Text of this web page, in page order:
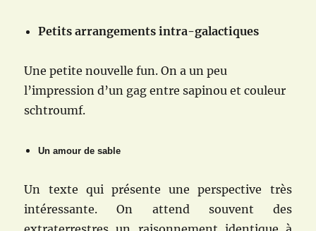
Petits arrangements intra-galactiques
Une petite nouvelle fun. On a un peu
l’impression d’un gag entre sapinou et couleur
schtroumf.
Un amour de sable
Un texte qui présente une perspective très
intéressante. On attend souvent des